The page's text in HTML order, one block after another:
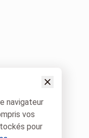
navigateur
vos
pour